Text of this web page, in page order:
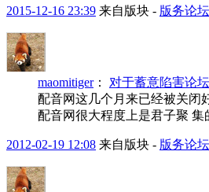
2015-12-16 23:39 来自版块 - 版务论坛
maomitiger： 对于蓄意陷害论
配音网这几个月来已经被关闭
配音网很大程度上是君子聚
2012-02-19 12:08 来自版块 - 版务论坛